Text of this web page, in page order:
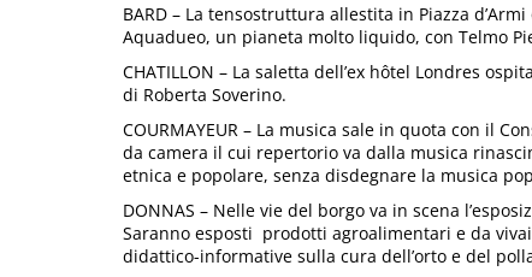
BARD – La tensostruttura allestita in Piazza
Aquadueo, un pianeta molto liquido, con Telmo
CHATILLON – La saletta dell’ex hôtel Londres
di Roberta Soverino.
COURMAYEUR – La musica sale in quota con il
da camera il cui repertorio va dalla musica
etnica e popolare, senza disdegnare la musica
DONNAS – Nelle vie del borgo va in scena
Saranno esposti prodotti agroalimentari e da
didattico-informative sulla cura dell’orto e del